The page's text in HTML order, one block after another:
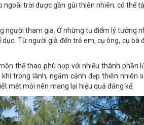
trời được gần gũi thiên nhiên, có thể
người tham gia. Ở những tụ điểm lý tưởng
Từ người già đến trẻ em, cụ ông, cụ
thể thao phù hợp với nhiều thành phần
trong lành, ngắm cảnh đẹp thiên nhiên
mệt mỏi nên mang lại hiệu quả đáng kể.